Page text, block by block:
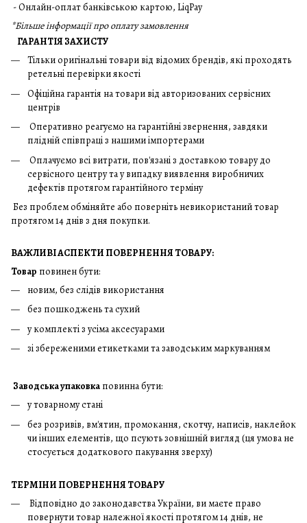
- Онлайн-оплат банківською картою, LiqPay
*Більше інформації про оплату замовлення
ГАРАНТІЯ ЗАХИСТУ
Тільки оригінальні товари від відомих брендів, які проходять
ретельні перевірки якості
Офіційна гарантія на товари від авторизованих сервісних
центрів
Оперативно реагуємо на гарантійні звернення, завдяки
плідній співпраці з нашими імпортерами
Оплачуємо всі витрати, пов'язані з доставкою товару до
сервісного центру та у випадку виявлення виробничих
дефектів протягом гарантійного терміну
Без проблем обміняйте або поверніть невикористаний товар
протягом 14 днів з дня покупки.
ВАЖЛИВІ АСПЕКТИ ПОВЕРНЕННЯ ТОВАРУ:
Товар повинен бути:
новим, без слідів використання
без пошкоджень та сухий
у комплекті з усіма аксесуарами
зі збереженими етикетками та заводським маркуванням
Заводська упаковка повинна бути:
у товарному стані
без розривів, вм'ятин, промокання, скотчу, написів, наклейок
чи інших елементів, що псують зовнішній вигляд (ця умова не
стосується додаткового пакування зверху)
ТЕРМІНИ ПОВЕРНЕННЯ ТОВАРУ
Відповідно до законодавства України, ви маєте право
повернути товар належної якості протягом 14 днів, не